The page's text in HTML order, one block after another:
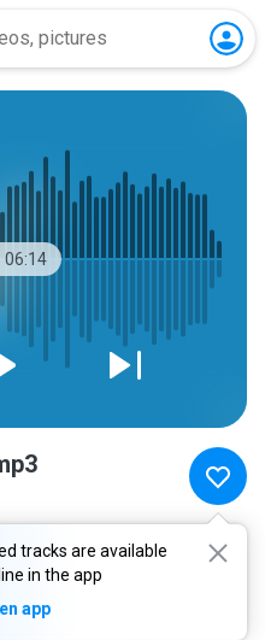
06:14
tracks are available
in the app
app
MONTAGEM ANTIGA